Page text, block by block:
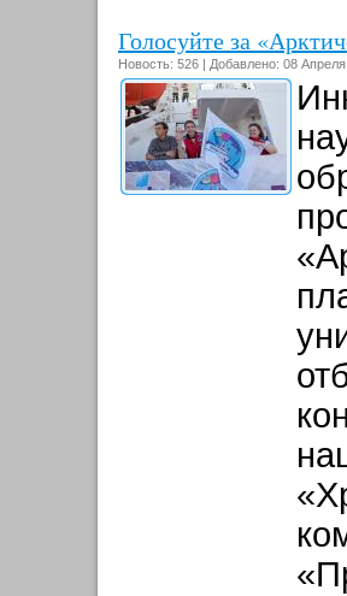
Голосуйте за
Новость: 526 | Добавлено: 08